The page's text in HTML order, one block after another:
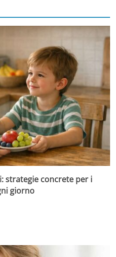
strategie concrete per i
giorno